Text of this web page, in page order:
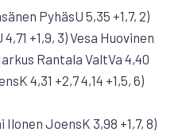
PyhäsU 5,35 +1,7, 2)
+1,9, 3) Vesa Huovinen
Rantala ValtVa 4,40
4,31 +2,7 4,14 +1,5, 6)
Ilonen JoensK 3,98 +1,7, 8)